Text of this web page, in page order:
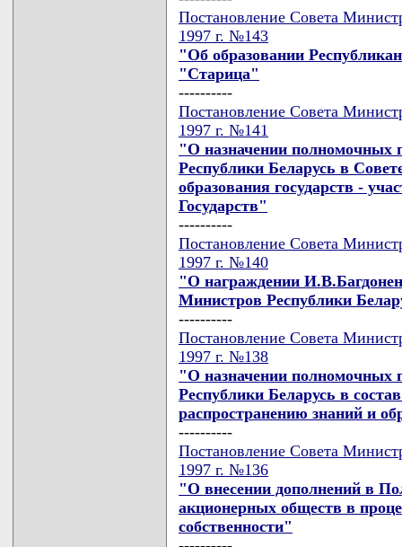
Постановление Совета
1997 г. №143
"Об образовании
"Старица"
----------
Постановление Совета
1997 г. №141
"О назначении полномочных
Республики Беларусь в
образования государств -
Государств"
----------
Постановление Совета
1997 г. №140
"О награждении
Министров Республики
----------
Постановление Совета
1997 г. №138
"О назначении полномочных
Республики Беларусь в
распространению знаний и
----------
Постановление Совета
1997 г. №136
"О внесении дополнений в
акционерных обществ в
собственности"